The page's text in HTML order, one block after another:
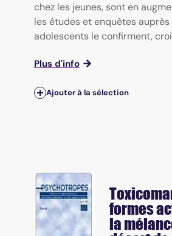
chez les jeunes, sont en
les études et enquêtes auprès
adolescents le confirment,
Plus d'info
Ajouter à la sélection
formes
la